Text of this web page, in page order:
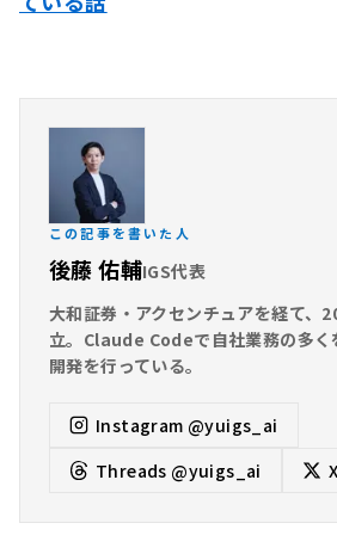
この記事を書いた人
後藤 佑輔IGS代表
大和証券・アクセンチュアを経て、
立。Claude Codeで自社業務の多く
開発を行っている。
Instagram @yuigs_ai
Threads @yuigs_ai X